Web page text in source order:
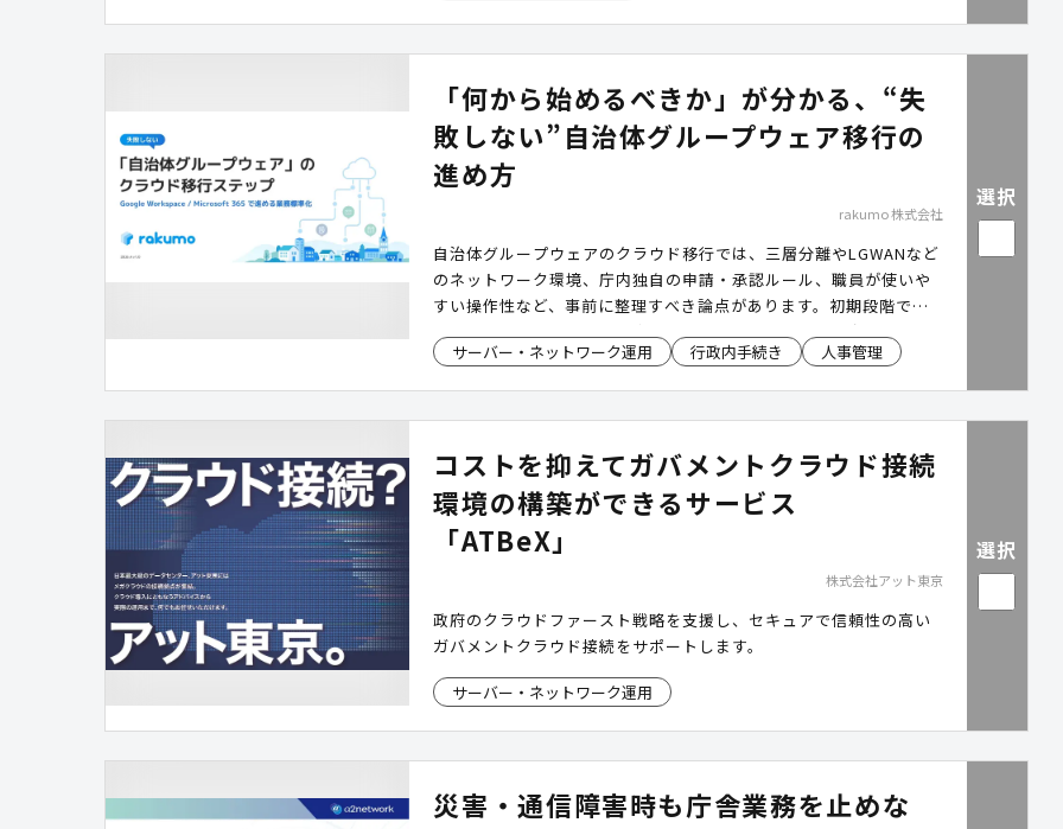
「何から始めるべきか」が分かる、“失
敗しない”自治体グループウェア移行の
進め方
rakumo 株式会社
自治体グループウェアのクラウド移行では、三層分離やLGWANなど
のネットワーク環境、庁内独自の申請・承認ルール、職員が使いや
すい操作性など、事前に整理すべき論点があります。初期段階で全
体像を把握できていない場合、移行後も紙やExcel運用が残り、現場
に定着しにくくなるケースがあります。本資料では、Google
サーバー・ネットワーク運用 行政内手続き 人事管理
選択
コストを抑えてガバメントクラウド接続
環境の構築ができるサービス
「ATBeX」
株式会社アット東京
政府のクラウドファースト戦略を支援し、セキュアで信頼性の高い
ガバメントクラウド接続をサポートします。
サーバー・ネットワーク運用
選択
災害・通信障害時も庁舎業務を止めな